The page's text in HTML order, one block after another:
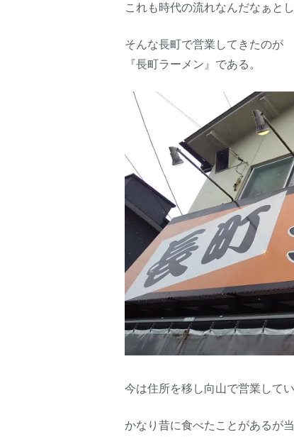
これも時代の流れなんだなぁと
そんな長町で営業してきたのが
『長町ラーメン』である。
今は住所を移し向山で営業してい
かなり昔に食べたことがあるが